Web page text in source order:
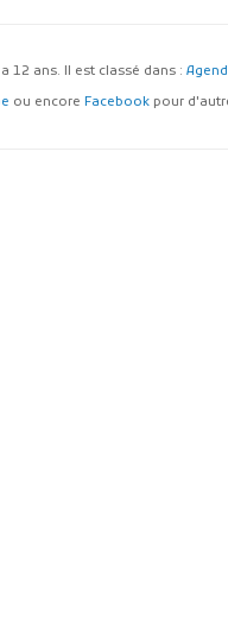
12 ans. Il est classé dans :
ou encore Facebook pour